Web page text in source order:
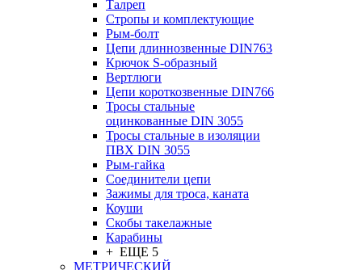
Талреп
Стропы и комплектующие
Рым-болт
Цепи длиннозвенные DIN763
Крючок S-образный
Вертлюги
Цепи короткозвенные DIN766
Тросы стальные
оцинкованные DIN 3055
Тросы стальные в изоляции
ПВХ DIN 3055
Рым-гайка
Соединители цепи
Зажимы для троса, каната
Коуши
Скобы такелажные
Карабины
+ ЕЩЕ 5
МЕТРИЧЕСКИЙ